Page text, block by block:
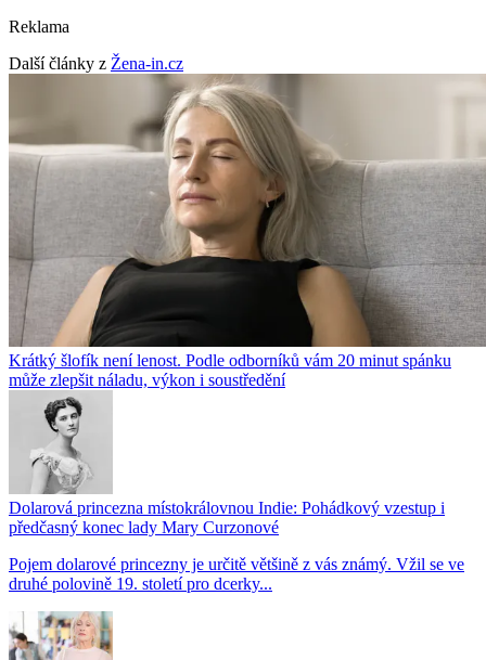
Reklama
Další články z Žena-in.cz
Krátký šlofík není lenost. Podle odborníků vám 20 minut spánku
může zlepšit náladu, výkon i soustředění
Dolarová princezna místokrálovnou Indie: Pohádkový vzestup i
předčasný konec lady Mary Curzonové
Pojem dolarové princezny je určitě většině z vás známý. Vžil se ve
druhé polovině 19. století pro dcerky...